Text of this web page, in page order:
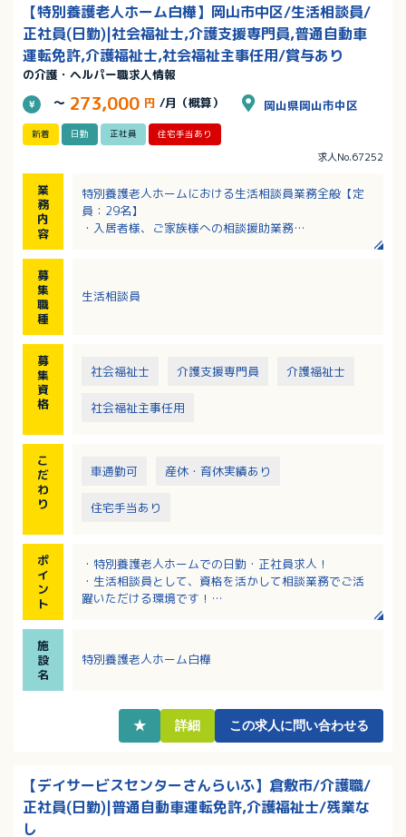
【特別養護老人ホーム白樺】岡山市中区/生活相談員/
正社員(日勤)|社会福祉士,介護支援専門員,普通自動車
運転免許,介護福祉士,社会福祉主事任用/賞与あり
の介護・ヘルパー職求人情報
～ 273,000 円 /月（概算） 岡山県岡山市中区
新着 日勤 正社員 住宅手当あり
求人No.67252
業
務
内
容
特別養護老人ホームにおける生活相談員業務全般【定
員：29名】
・入居者様、ご家族様への相談援助業務
募
集
職
種
生活相談員
募
集
資
格
社会福祉士 介護支援専門員 介護福祉士
社会福祉主事任用
こ
だ
わ
り
車通勤可 産休・育休実績あり
住宅手当あり
ポ
イ
ン
ト
・特別養護老人ホームでの日勤・正社員求人！
・生活相談員として、資格を活かして相談業務でご活
躍いただける環境です！
・固定手当込み月給205,000円～273,000円！該当者
には住宅手当支給あり！
施
設
名
特別養護老人ホーム白樺
★ 詳細 この求人に問い合わせる
【デイサービスセンターさんらいふ】倉敷市/介護職/
正社員(日勤)|普通自動車運転免許,介護福祉士/残業な
し